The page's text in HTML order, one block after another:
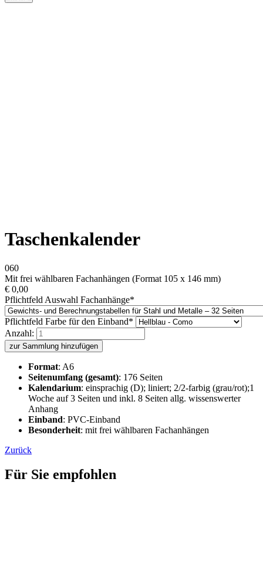
Taschenkalender
060
Mit frei wählbaren Fachanhängen (Format 105 x 146 mm)
€ 0,00
Pflichtfeld Auswahl Fachanhänge*
Pflichtfeld Farbe für den Einband*
Anzahl:
zur Sammlung hinzufügen
Format: A6
Seitenumfang (gesamt): 176 Seiten
Kalendarium: einsprachig (D); liniert; 2/2-farbig (grau/rot);1
Woche auf 3 Seiten und inkl. 8 Seiten allg. wissenswerter
Anhang
Einband: PVC-Einband
Besonderheit: mit frei wählbaren Fachanhängen
Zurück
Für Sie empfohlen